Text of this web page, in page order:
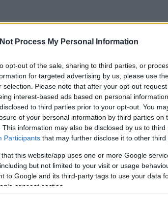
Process My Personal Information
opt-out of the sale, sharing to third parties, or
for targeted advertising by us, please use
selection. Please note that after your opt-out
interest-based ads based on personal
to third parties prior to your opt-out. You
of your personal information by third parties on
This information may also be disclosed by us to
Participants that may further disclose it to other third
that this website/app uses one or more Google
but not limited to your visit or usage
to Google and its third-party tags to use your data
consent section.
nem tudod
kattints!